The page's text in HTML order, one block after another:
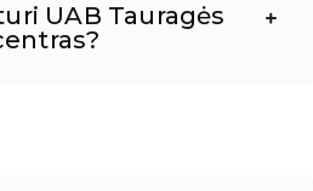
UAB Tauragės